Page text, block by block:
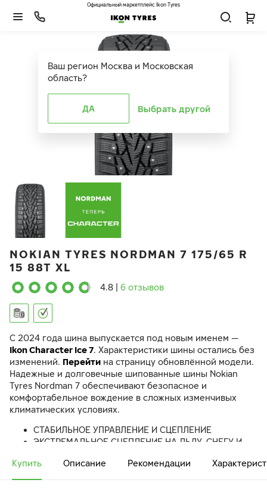
Ваш регион Москва и Московская
область?
ДА Выбрать другой
Официальный маркетплейс Ikon Tyres
NOKIAN TYRES NORDMAN 7 175/65 R
15 88T XL
4.8 6 отзывов
C 2024 года шина выпускается под новым именем —
Ikon Character Ice 7. Характеристики шины остались без
изменений. Перейти на страницу обновлённой модели.
Надежные и долговечные шипованные шины Nokian
Tyres Nordman 7 обеспечивают безопасное и
комфортабельное вождение в сложных изменчивых
климатических условиях.
СТАБИЛЬНОЕ УПРАВЛЕНИЕ И СЦЕПЛЕНИЕ
ЭКСТРЕМАЛЬНОЕ СЦЕПЛЕНИЕ НА ЛЬДУ, СНЕГУ И
ПЕРВОКЛАССНЫЙ КОМФОРТ ПРИ ВОЖДЕНИИ
Купить Описание Рекомендации